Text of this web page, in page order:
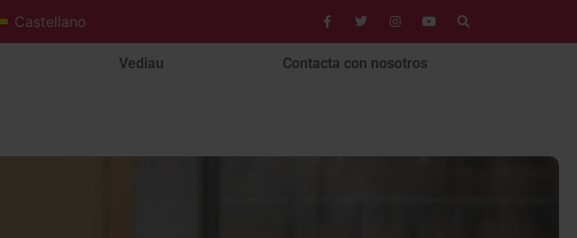
Castellano
Vediau Contacta con nosotros